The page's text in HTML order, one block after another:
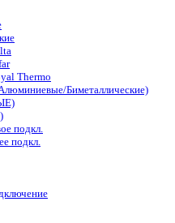
Thermo
Биметаллические)
подкл.
подкл.